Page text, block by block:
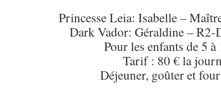
Princesse Leia: Isabelle –
Dark Vador: Géraldine –
Pour les enfants de 5 à
Tarif : 80 € la
Déjeuner, goûter et